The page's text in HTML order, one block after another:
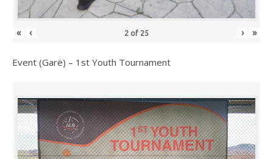
« ‹ 2 of 25 › »
Event (Garë) – 1st Youth Tournament